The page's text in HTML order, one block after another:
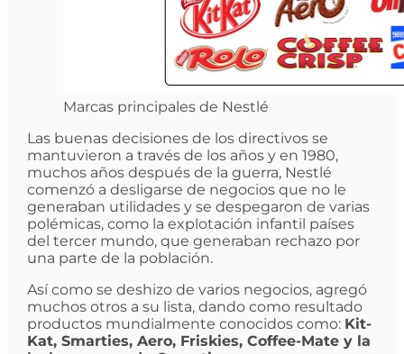
Marcas principales de Nestlé
Las buenas decisiones de los directivos se
mantuvieron a través de los años y en 1980,
muchos años después de la guerra, Nestlé
comenzó a desligarse de negocios que no le
generaban utilidades y se despegaron de varias
polémicas, como la explotación infantil países
del tercer mundo, que generaban rechazo por
una parte de la población.
Así como se deshizo de varios negocios, agregó
muchos otros a su lista, dando como resultado
productos mundialmente conocidos como: Kit-
Kat, Smarties, Aero, Friskies, Coffee-Mate y la